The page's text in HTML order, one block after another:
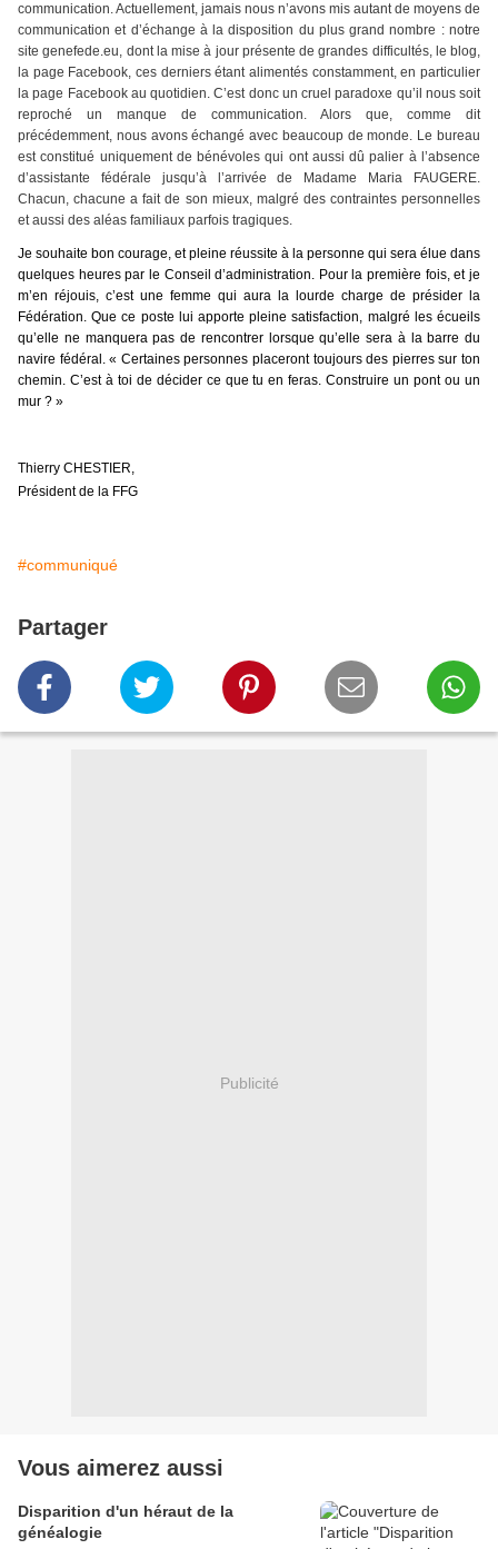
communication. Actuellement, jamais nous n’avons mis autant de moyens de
communication et d’échange à la disposition du plus grand nombre : notre
site genefede.eu, dont la mise à jour présente de grandes difficultés, le blog,
la page Facebook, ces derniers étant alimentés constamment, en particulier
la page Facebook au quotidien. C’est donc un cruel paradoxe qu’il nous soit
reproché un manque de communication. Alors que, comme dit
précédemment, nous avons échangé avec beaucoup de monde. Le bureau
est constitué uniquement de bénévoles qui ont aussi dû palier à l’absence
d’assistante fédérale jusqu’à l’arrivée de Madame Maria FAUGERE.
Chacun, chacune a fait de son mieux, malgré des contraintes personnelles
et aussi des aléas familiaux parfois tragiques.
Je souhaite bon courage, et pleine réussite à la personne qui sera élue dans
quelques heures par le Conseil d’administration. Pour la première fois, et je
m’en réjouis, c’est une femme qui aura la lourde charge de présider la
Fédération. Que ce poste lui apporte pleine satisfaction, malgré les écueils
qu’elle ne manquera pas de rencontrer lorsque qu’elle sera à la barre du
navire fédéral. « Certaines personnes placeront toujours des pierres sur ton
chemin. C’est à toi de décider ce que tu en feras. Construire un pont ou un
mur ? »
Thierry CHESTIER,
Président de la FFG
#communiqué
Partager
Publicité
Vous aimerez aussi
Disparition d'un héraut de la
généalogie